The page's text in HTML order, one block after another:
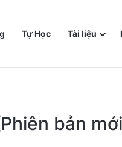
Tự Học Tài liệu
bản